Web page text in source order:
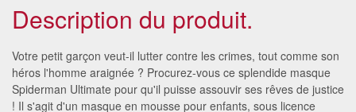
Description du produit.
Votre petit garçon veut-il lutter contre les crimes, tout comme son
héros l'homme araignée ? Procurez-vous ce splendide masque
Spiderman Ultimate pour qu'il puisse assouvir ses rêves de justice
! Il s'agit d'un masque en mousse pour enfants, sous licence